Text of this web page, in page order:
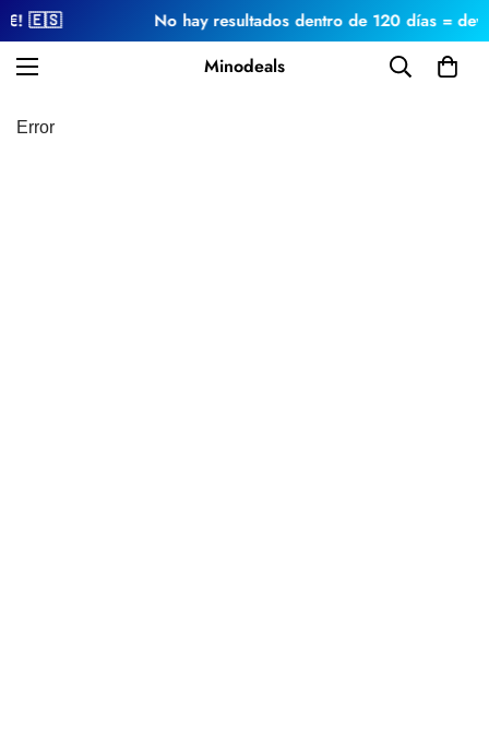
🇪🇸 No hay resultados dentro de 120 días =
Minodeals